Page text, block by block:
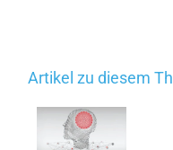
Artikel zu diesem